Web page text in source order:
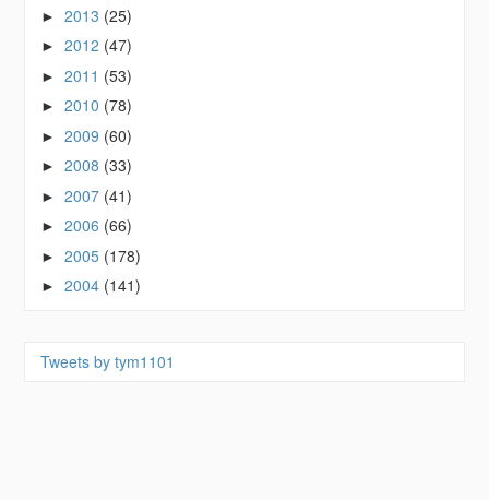
►2013 (25)
►2012 (47)
►2011 (53)
►2010 (78)
►2009 (60)
►2008 (33)
►2007 (41)
►2006 (66)
►2005 (178)
►2004 (141)
Tweets by tym1101